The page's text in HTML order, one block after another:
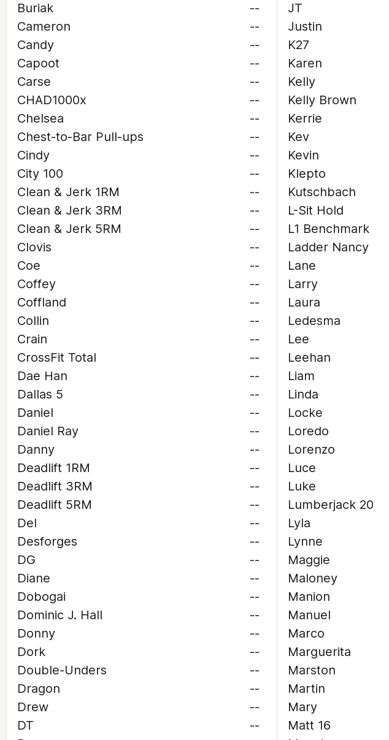
Buriak
--
Cameron
--
Candy
--
Capoot
--
Carse
--
CHAD1000x
--
Chelsea
--
Chest-to-Bar Pull-ups
--
Cindy
--
City 100
--
Clean & Jerk 1RM
--
Clean & Jerk 3RM
--
Clean & Jerk 5RM
--
Clovis
--
Coe
--
Coffey
--
Coffland
--
Collin
--
Crain
--
CrossFit Total
--
Dae Han
--
Dallas 5
--
Daniel
--
Daniel Ray
--
Danny
--
Deadlift 1RM
--
Deadlift 3RM
--
Deadlift 5RM
--
Del
--
Desforges
--
DG
--
Diane
--
Dobogai
--
Dominic J. Hall
--
Donny
--
Dork
--
Double-Unders
--
Dragon
--
Drew
--
DT
--
JT
Justin
K27
Karen
Kelly
Kelly Brown
Kerrie
Kev
Kevin
Klepto
Kutschbach
L-Sit Hold
L1 Benchmark
Ladder Nancy
Lane
Larry
Laura
Ledesma
Lee
Leehan
Liam
Linda
Locke
Loredo
Lorenzo
Luce
Luke
Lumberjack 20
Lyla
Lynne
Maggie
Maloney
Manion
Manuel
Marco
Marguerita
Marston
Martin
Mary
Matt 16